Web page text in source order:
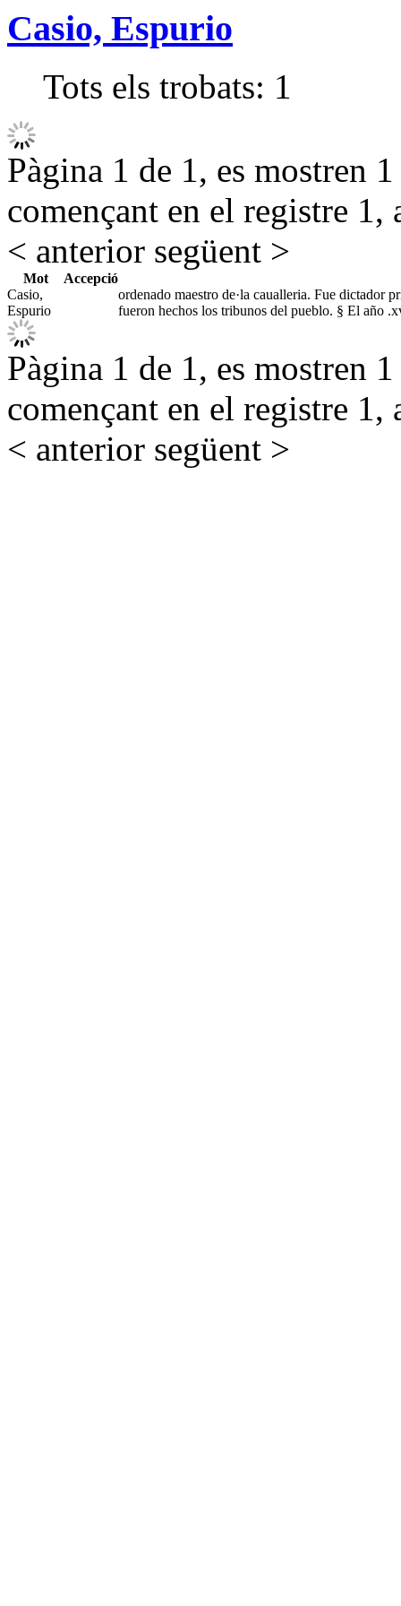
Casio, Espurio
Tots els trobats: 1
Pàgina 1 de 1, es mostren
començant en el registre 1,
< anterior següent >
Mot
Accepció
Casio,
Espurio
ordenado maestro de·la caualleria. Fue dictador
fueron hechos los tribunos del pueblo. § El año
Pàgina 1 de 1, es mostren
començant en el registre 1,
< anterior següent >